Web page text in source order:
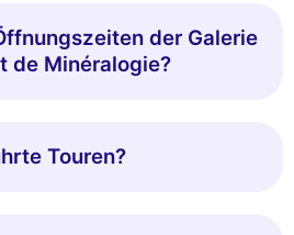
der Galerie
de Minéralogie?
Touren?